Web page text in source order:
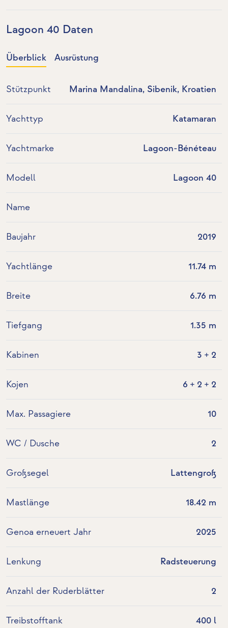
Lagoon 40 Daten
Überblick Ausrüstung
Stützpunkt Marina Mandalina, Sibenik, Kroatien
Yachttyp Katamaran
Yachtmarke Lagoon-Bénéteau
Modell Lagoon 40
Name
Baujahr 2019
Yachtlänge 11.74 m
Breite 6.76 m
Tiefgang 1.35 m
Kabinen 3 + 2
Kojen 6 + 2 + 2
Max. Passagiere 10
WC / Dusche 2
Großsegel Lattengroß
Mastlänge 18.42 m
Genoa erneuert Jahr 2025
Lenkung Radsteuerung
Anzahl der Ruderblätter 2
Treibstofftank 400 l